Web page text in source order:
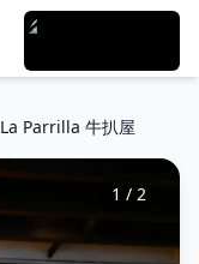
La Parrilla 牛扒屋
1 / 2